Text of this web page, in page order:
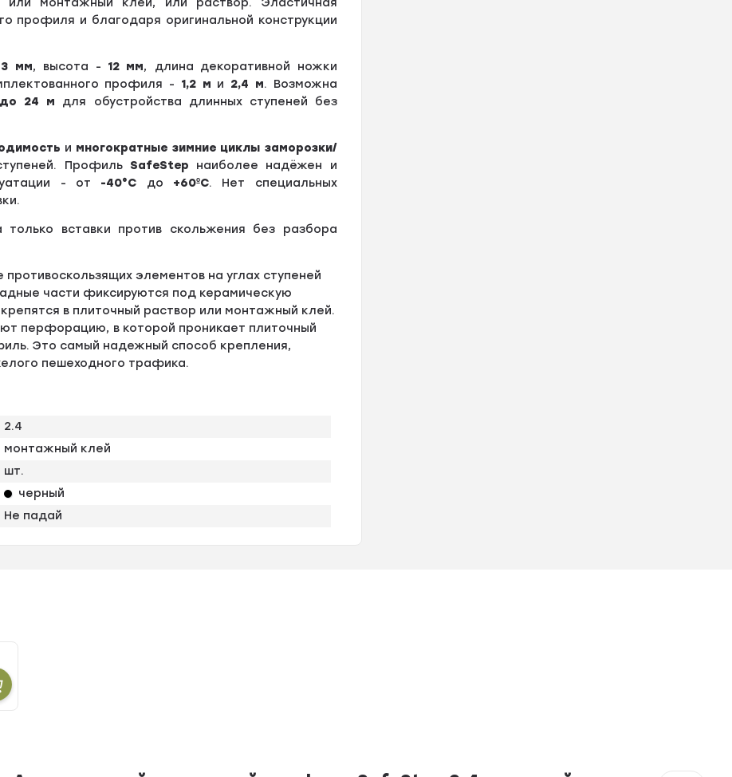
профиля и благодаря оригинальной конструкции
мм, высота - 12 мм, длина декоративной ножки
профиля - 1,2 м и 2,4 м. Возможна
до 24 м для обустройства длинных ступеней без
и многократные зимние циклы заморозки/
Профиль SafeStep наиболее надёжен и
- от -40°С до +60ºС. Нет специальных
вставки против скольжения без разбора
элементов на углах ступеней
части фиксируются под керамическую
в плиточный раствор или монтажный клей.
перфорацию, в которой проникает плиточный
Это самый надежный способ крепления,
пешеходного трафика.
2.4
монтажный клей
шт.
черный
Не падай